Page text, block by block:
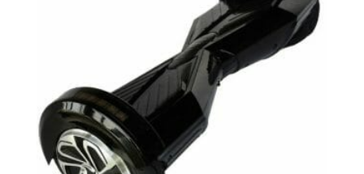
лв.).
лв.).